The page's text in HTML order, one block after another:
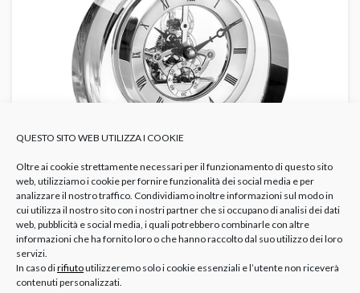
QUESTO SITO WEB UTILIZZA I COOKIE
Oltre ai cookie strettamente necessari per il funzionamento di questo sito
web, utilizziamo i cookie per fornire funzionalità dei social media e per
analizzare il nostro traffico. Condividiamo inoltre informazioni sul modo in
cui utilizza il nostro sito con i nostri partner che si occupano di analisi dei dati
web, pubblicità e social media, i quali potrebbero combinarle con altre
informazioni che ha fornito loro o che hanno raccolto dal suo utilizzo dei loro
servizi.
In caso dirifiutoutilizzeremo solo i cookie essenziali e l’utente non riceverà
contenuti personalizzati.